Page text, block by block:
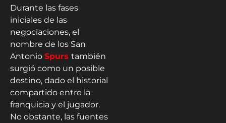
Durante las fases
iniciales de las
negociaciones, el
nombre de los San
Antonio Spurs también
surgió como un posible
destino, dado el historial
compartido entre la
franquicia y el jugador.
No obstante, las fuentes